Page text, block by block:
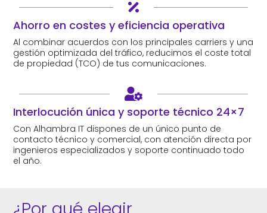

Ahorro en costes y eficiencia operativa
Al combinar acuerdos con los principales carriers y una
gestión optimizada del tráfico, reducimos el coste total
de propiedad (TCO) de tus comunicaciones.

Interlocución única y soporte técnico 24×7
Con Alhambra IT dispones de un único punto de
contacto técnico y comercial, con atención directa por
ingenieros especializados y soporte continuado todo
el año.